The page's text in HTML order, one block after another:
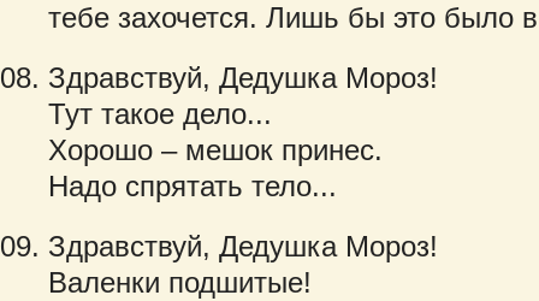
тебе захочется. Лишь бы это было
Здравствуй, Дедушка Мороз!
Тут такое дело...
Хорошо – мешок принес.
Надо спрятать тело...
Здравствуй, Дедушка Мороз!
Валенки подшитые!